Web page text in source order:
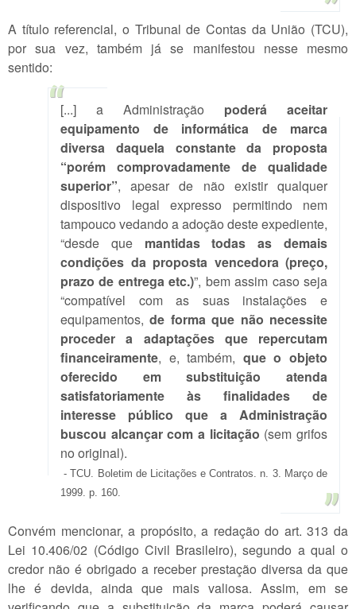
A título referencial, o Tribunal de Contas da União (TCU),
por sua vez, também já se manifestou nesse mesmo
sentido:
[...] a Administração poderá aceitar
equipamento de informática de marca
diversa daquela constante da proposta
“porém comprovadamente de qualidade
superior”, apesar de não existir qualquer
dispositivo legal expresso permitindo nem
tampouco vedando a adoção deste expediente,
“desde que mantidas todas as demais
condições da proposta vencedora (preço,
prazo de entrega etc.)”, bem assim caso seja
“compatível com as suas instalações e
equipamentos,de forma que não necessite
proceder a adaptações que repercutam
financeiramente, e, também, que o objeto
oferecido em substituição atenda
satisfatoriamente às finalidades de
interesse público que a Administração
buscou alcançar com a licitação (sem grifos
no original).
- TCU. Boletim de Licitações e Contratos. n. 3. Março de
1999. p. 160.
Convém mencionar, a propósito, a redação do art. 313 da
Lei 10.406/02 (Código Civil Brasileiro), segundo a qual o
credor não é obrigado a receber prestação diversa da que
lhe é devida, ainda que mais valiosa. Assim, em se